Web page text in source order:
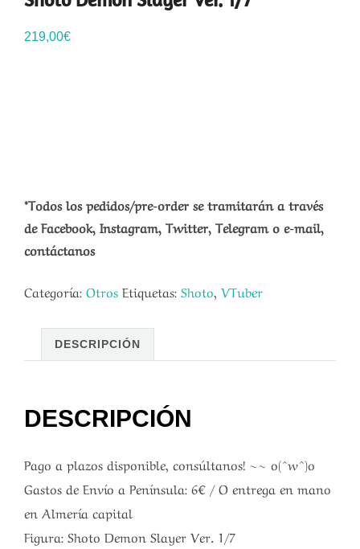
219,00€
*Todos los pedidos/pre-order se tramitarán a través
de Facebook, Instagram, Twitter, Telegram o e-mail,
contáctanos
Categoría: Otros Etiquetas: Shoto, VTuber
DESCRIPCIÓN
DESCRIPCIÓN
Pago a plazos disponible, consúltanos! ~~ o(^w^)o
Gastos de Envío a Península: 6€ / O entrega en mano
en Almería capital
Figura: Shoto Demon Slayer Ver. 1/7